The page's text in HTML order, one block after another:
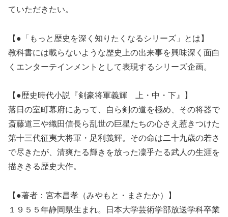
ていただきたい。
【●「もっと歴史を深く知りたくなるシリーズ」とは】
教科書には載らないような歴史上の出来事を興味深く面白
くエンターテインメントとして表現するシリーズ企画。
【●歴史時代小説『剣豪将軍義輝 上・中・下』】
落日の室町幕府にあって、自ら剣の道を極め、その将器で
斎藤道三や織田信長ら乱世の巨星たちの心さえ惹きつけた
第十三代征夷大将軍・足利義輝。その命は二十九歳の若さ
で尽きたが、清爽たる輝きを放った凜乎たる武人の生涯を
描ききる歴史大作。
【●著者：宮本昌孝（みやもと・まさたか）】
１９５５年静岡県生まれ。日本大学芸術学部放送学科卒業